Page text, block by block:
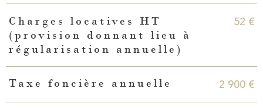
Charges locatives HT
(provision donnant lieu à
régularisation annuelle)
52 €
Taxe foncière annuelle 2 900 €